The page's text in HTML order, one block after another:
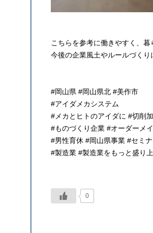
こちらを参考に働きやすく、
今後の企業風土やルールづく
#岡山県 #岡山県北 #美作市
#アイダメカシステム
#メカとヒトのアイダに #切削
#ものづくり企業 #オーダーメ
#男性育休 #岡山県事業 #セミ
#製造業 #製造業をもっと盛り
0